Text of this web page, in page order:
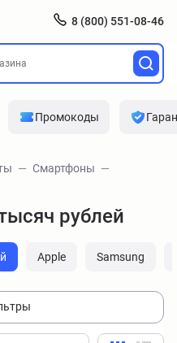
8 (800) 551-08-46
Промокоды
Смартфоны
рублей
Apple Samsung